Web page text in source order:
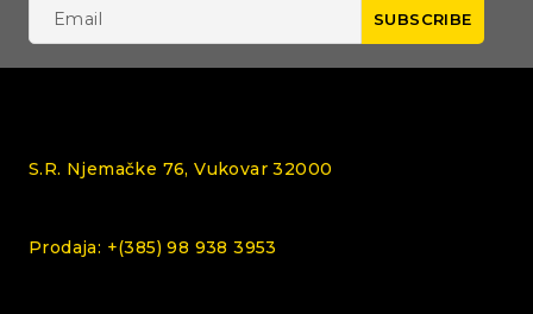
S.R. Njemačke 76, Vukovar 32000
Prodaja: +(385) 98 938 3953